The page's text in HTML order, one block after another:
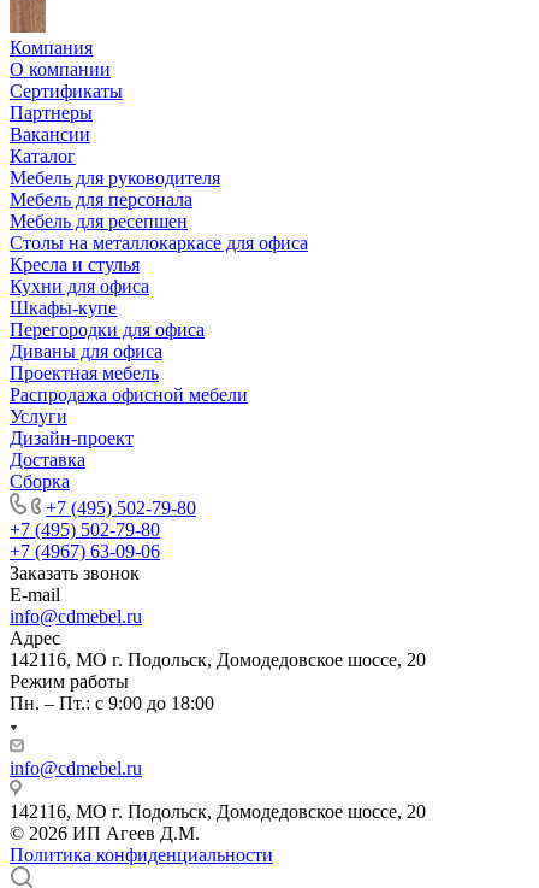
Компания
О компании
Сертификаты
Партнеры
Вакансии
Каталог
Мебель для руководителя
Мебель для персонала
Мебель для ресепшен
Столы на металлокаркасе для офиса
Кресла и стулья
Кухни для офиса
Шкафы-купе
Перегородки для офиса
Диваны для офиса
Проектная мебель
Распродажа офисной мебели
Услуги
Дизайн-проект
Доставка
Сборка
+7 (495) 502-79-80
+7 (495) 502-79-80
+7 (4967) 63-09-06
Заказать звонок
E-mail
info@cdmebel.ru
Адрес
142116, МО г. Подольск, Домодедовское шоссе, 20
Режим работы
Пн. – Пт.: с 9:00 до 18:00
info@cdmebel.ru
142116, МО г. Подольск, Домодедовское шоссе, 20
© 2026 ИП Агеев Д.М.
Политика конфиденциальности